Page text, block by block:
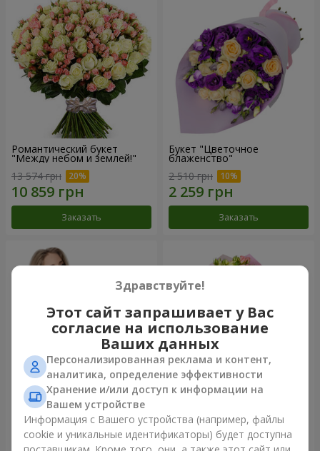
Романтический букет
"Между небом и землей!"
13 574 грн
Заказать
Букет "Цветочное
блаженство"
2 510 грн
Заказать
Букет "Королеве сердца"
2 554 грн
Микс "Планета роз" из 51
6 352 грн
Здравствуйте!
Этот сайт запрашивает у Вас
согласие на использование
Ваших данных
Персонализированная реклама и контент,
аналитика, определение эффективности
Хранение и/или доступ к информации на
Вашем устройстве
Информация с Вашего устройства (например, файлы
cookie и уникальные идентификаторы) будет доступна